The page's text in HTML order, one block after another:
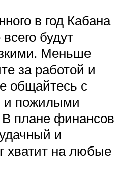
в год Кабана
будут
Меньше
за работой и
общайтесь с
и пожилыми
плане финансов
и
хватит на любые